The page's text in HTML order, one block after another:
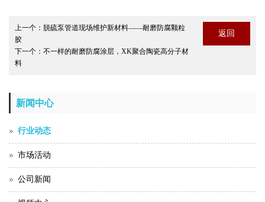
上一个： 脱硫泵管道现场维护新材料——耐磨防腐颗粒
胶
下一个： 不一样的耐磨防腐涂层，XK聚合陶瓷高分子材
料
返回
新闻中心
行业动态
市场活动
公司新闻